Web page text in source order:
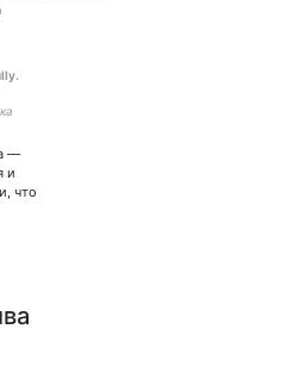
—
и
что